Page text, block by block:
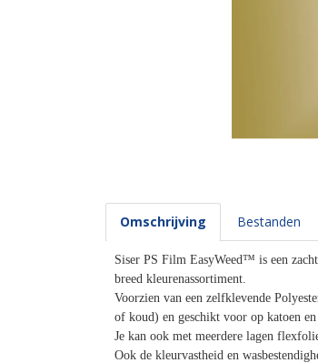
Omschrijving Bestanden
Siser PS Film EasyWeed™ is een
breed kleurenassortiment.
Voorzien van een zelfklevende
of koud) en geschikt voor op katoen
Je kan ook met meerdere lagen
Ook de kleurvastheid en